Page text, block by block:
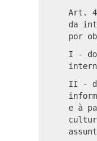
Art. 4
da
por
I - do
II -
e à